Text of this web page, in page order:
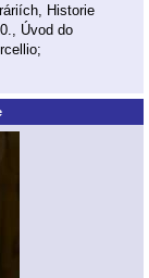
Historie
Úvod do